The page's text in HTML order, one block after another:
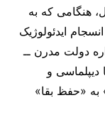
هنگامی که به
ایدئولوژیک
دولت مدرن ــ
دیپلماسی و
به «حفظ بقا»